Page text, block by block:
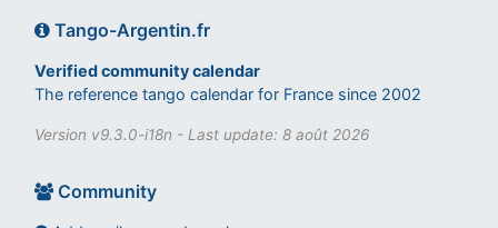
Tango-Argentin.fr
Verified community calendar
The reference tango calendar for France since 2002
Version v9.3.0-i18n - Last update: 8 août 2026
Community